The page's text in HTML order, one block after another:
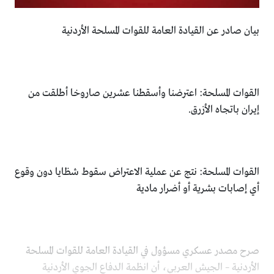
بيان صادر عن القيادة العامة للقوات المسلحة الأردنية
القوات المسلحة: اعترضنا وأسقطنا عشرين صاروخا أطلقت من
إيران باتجاه الأزرق.
القوات المسلحة: نتج عن عملية الاعتراض سقوط شظايا دون وقوع
أي إصابات بشرية أو أضرار مادية
صرح مصدر عسكري مسؤول في القيادة العامة للقوات المسلحة
الأردنية – الجيش العربي، أن انظمة الدفاع الجوي الأردنية